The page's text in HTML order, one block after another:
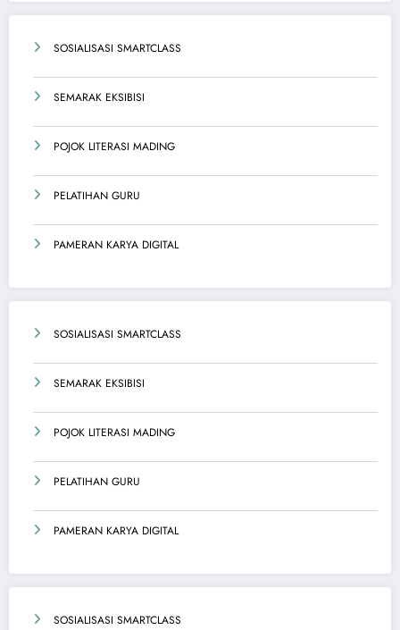
SOSIALISASI SMARTCLASS
SEMARAK EKSIBISI
POJOK LITERASI MADING
PELATIHAN GURU
PAMERAN KARYA DIGITAL
SOSIALISASI SMARTCLASS
SEMARAK EKSIBISI
POJOK LITERASI MADING
PELATIHAN GURU
PAMERAN KARYA DIGITAL
SOSIALISASI SMARTCLASS